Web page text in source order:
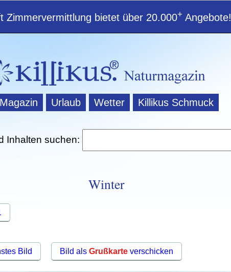
Zimmervermittlung bietet über 20.000+ Angebote!
Magazin Urlaub Wetter Killikus Schmuck
Inhalten suchen:
Winter
Bild Bild als Grußkarteverschicken